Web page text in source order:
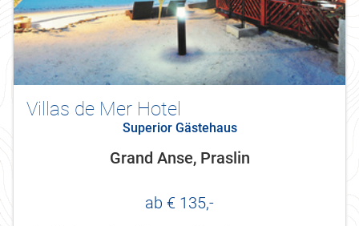
Villas de Mer Hotel
Superior Gästehaus
Grand Anse, Praslin
ab € 135,-